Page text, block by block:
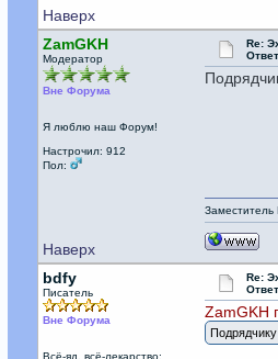
Наверх
ZamGKH
Модератор
Вне Форума
Я люблю наш Форум!
Настрочил: 912
Пол:
Re:
Наверх
Заместитель
bdfy
Писатель
Вне Форума
Всё-яд, всё-лекарство;
Re:
ZamGKH